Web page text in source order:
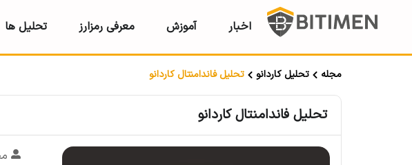
اخبار آموزش معرفی رمزارز تحلیل ها
مجله تحلیل کاردانو تحلیل فاندامنتال کاردانو
تحلیل فاندامنتال کاردانو